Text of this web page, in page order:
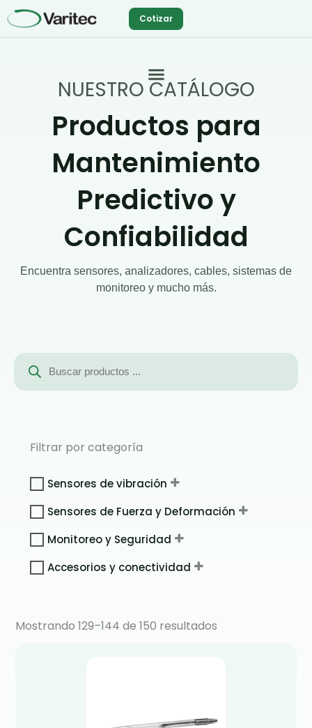
al
Cotizar
NUESTRO CATÁLOGO
Productos para
Mantenimiento
Predictivo y
Confiabilidad
Encuentra sensores, analizadores, cables, sistemas de
monitoreo y mucho más.
Búsqueda
productos
Filtrar por categoría
Sensores de vibración
Sensores de Fuerza y Deformación
Monitoreo y Seguridad
Accesorios y conectividad
Mostrando 129–144 de 150 resultados